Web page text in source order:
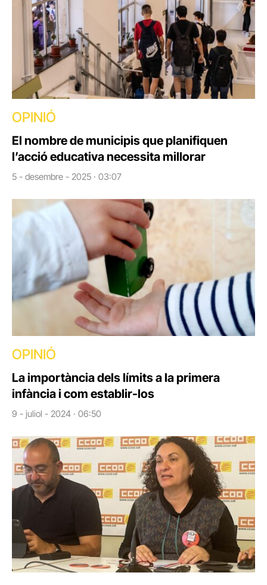
OPINIÓ
El nombre de municipis que planifiquen
l’acció educativa necessita millorar
5 - desembre - 2025 · 03:07
OPINIÓ
La importància dels límits a la primera
infància i com establir-los
9 - juliol - 2024 · 06:50